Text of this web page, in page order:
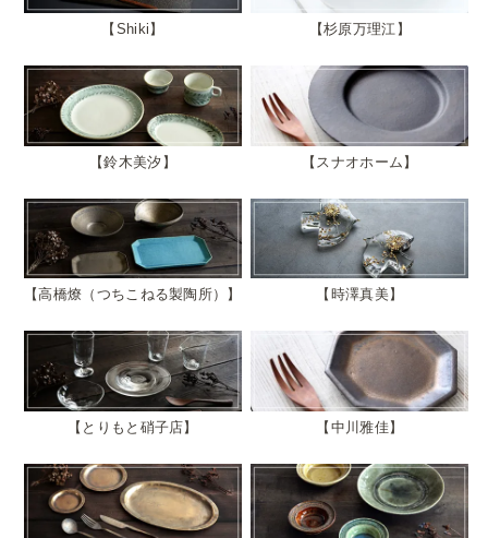
Shiki 杉原万理江
鈴木美汐 スナオホーム
高橋燎（つちこねる製陶所） 時澤真美
とりもと硝子店 中川雅佳